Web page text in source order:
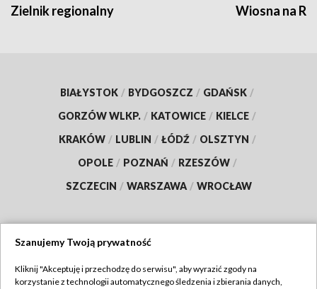
Zielnik regionalny Wiosna na
BIAŁYSTOK / BYDGOSZCZ / GDAŃSK /
GORZÓW WLKP. / KATOWICE / KIELCE /
KRAKÓW / LUBLIN / ŁÓDŹ / OLSZTYN /
OPOLE / POZNAŃ / RZESZÓW /
SZCZECIN / WARSZAWA / WROCŁAW
TVP
Szanujemy Twoją prywatność
Kliknij "Akceptuję i przechodzę do serwisu", aby wyrazić zgody na
korzystanie z technologii automatycznego śledzenia i zbierania danych,